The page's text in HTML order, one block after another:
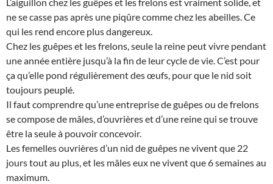
ne se casse pas après une piqûre comme chez les abeilles. Ce
qui les rend encore plus dangereux.
Chez les guêpes et les frelons, seule la reine peut vivre pendant
une année entière jusqu’à la fin de leur cycle de vie. C’est pour
ça qu’elle pond régulièrement des œufs, pour que le nid soit
toujours peuplé.
Il faut comprendre qu’une entreprise de guêpes ou de frelons
se compose de mâles, d’ouvrières et d’une reine qui se trouve
être la seule à pouvoir concevoir.
Les femelles ouvrières d’un nid de guêpes ne vivent que 22
jours tout au plus, et les mâles eux ne vivent que 6 semaines au
maximum.